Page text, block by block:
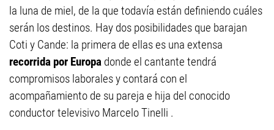
la luna de miel, de la que todavía están definiendo cuáles
serán los destinos. Hay dos posibilidades que barajan
Coti y Cande: la primera de ellas es una extensa
recorrida por Europa donde el cantante tendrá
compromisos laborales y contará con el
acompañamiento de su pareja e hija del conocido
conductor televisivo Marcelo Tinelli .